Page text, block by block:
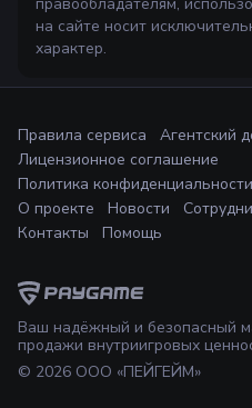
на сайте носит
характер.
Ваш надёжный и безопасный
продажи внутриигровых
© 2026 ООО «ПЕЙГЕЙМ»
Правила сервиса
Агентский
Лицензионное соглашение
Политика конфиденциальности
О проекте
Новости
Контакты
Помощь